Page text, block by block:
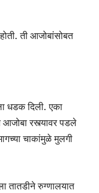
ती आजोबांसोबत
धडक दिली. एका
रस्त्यावर पडले
चाकांमुळे मुलगी
तातडीने रुग्णालयात